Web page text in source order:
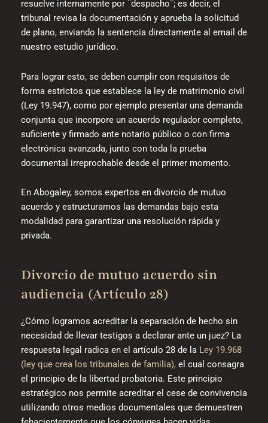
resuelve internamente por ¨despacho¨; es decir, el
tribunal revisa la documentación y aprueba la solicitud
de plano, enviando la sentencia directamente al email de
nuestro estudio jurídico.
Para lograr esto, se deben cumplir con requisitos de
forma estrictos que establece la ley de matrimonio civil
(Ley 19.947), como por ejemplo presentar una demanda
conjunta que incorpore un acuerdo regulador completo,
suficiente y firmado ante notario público o con firma
electrónica avanzada, junto con toda la prueba
documental irreprochable desde el primer momento.
En Abogaley, somos expertos en divorcio de mutuo
acuerdo y estructuramos las demandas bajo esta
modalidad para garantizar una resolución rápida y
privada.
Divorcio de mutuo acuerdo sin
audiencia (Artículo 28)
¿Cómo logramos acreditar la separación de hecho sin
necesidad de llevar testigos a declarar ante un juez? La
respuesta legal radica en el artículo 28 de la Ley 19.968
(ley que crea los tribunales de familia), el cual consagra
el principio de la libertad probatoria. Este principio
estratégico nos permite acreditar el cese de convivencia
utilizando otros medios documentales que demuestren